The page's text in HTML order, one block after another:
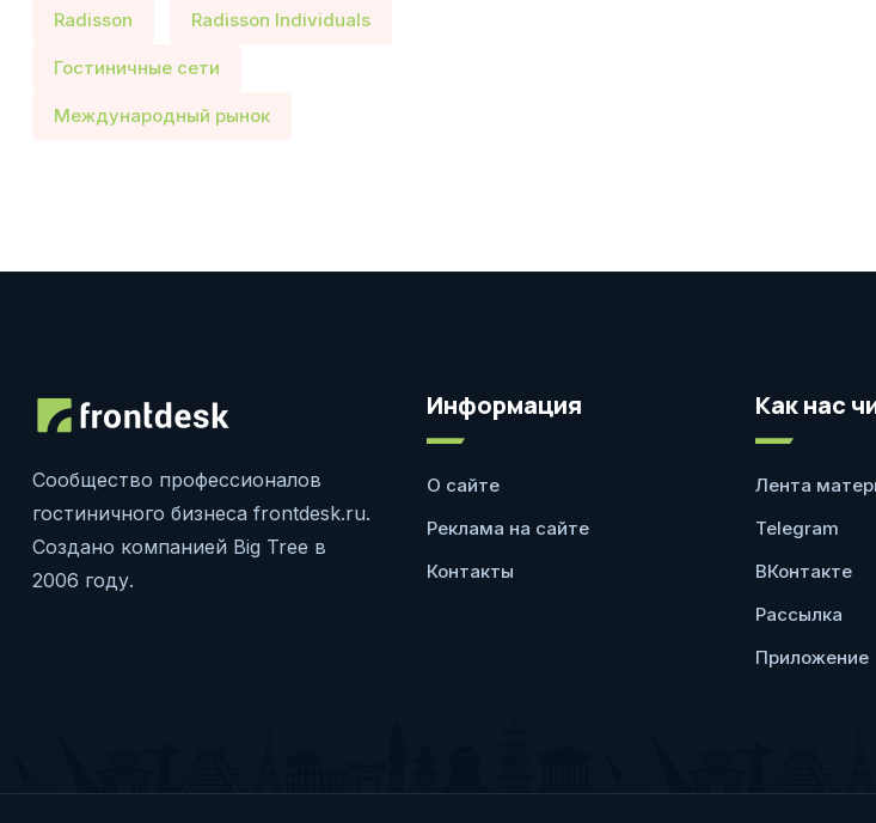
Radisson Radisson Individuals
Гостиничные сети
Международный рынок
Сообщество профессионалов
гостиничного бизнеса frontdesk.ru.
Создано компанией Big Tree в
2006 году.
Информация
О сайте
Реклама на сайте
Контакты
Как нас
Лента
Telegram
ВКонтакте
Рассылка
Приложение